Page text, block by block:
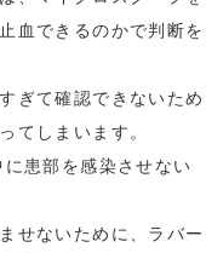
療
ント治療
血できるのかで判断を
ぎて確認できないため
てしまいます。
に患部を感染させない
せないために、ラバー